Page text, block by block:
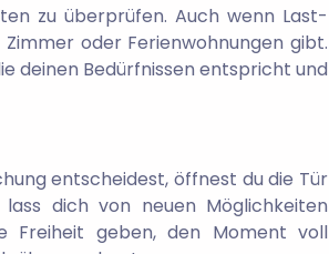
zu überprüfen. Auch wenn Last-
oder Ferienwohnungen gibt.
deinen Bedürfnissen entspricht und
entscheidest, öffnest du die Tür
dich von neuen Möglichkeiten
Freiheit geben, den Moment voll